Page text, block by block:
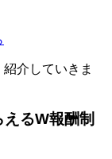
介していきま
るW報酬制